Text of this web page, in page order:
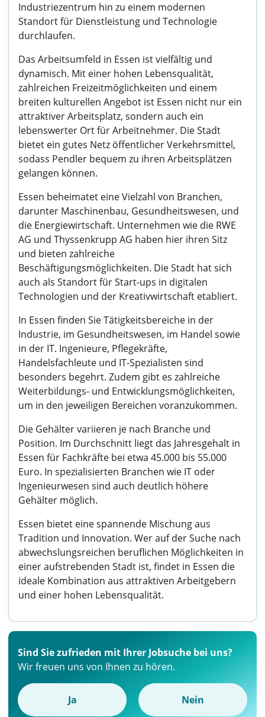
Industriezentrum hin zu einem modernen
Standort für Dienstleistung und Technologie
durchlaufen.
Das Arbeitsumfeld in Essen ist vielfältig und
dynamisch. Mit einer hohen Lebensqualität,
zahlreichen Freizeitmöglichkeiten und einem
breiten kulturellen Angebot ist Essen nicht nur ein
attraktiver Arbeitsplatz, sondern auch ein
lebenswerter Ort für Arbeitnehmer. Die Stadt
bietet ein gutes Netz öffentlicher Verkehrsmittel,
sodass Pendler bequem zu ihren Arbeitsplätzen
gelangen können.
Essen beheimatet eine Vielzahl von Branchen,
darunter Maschinenbau, Gesundheitswesen, und
die Energiewirtschaft. Unternehmen wie die RWE
AG und Thyssenkrupp AG haben hier ihren Sitz
und bieten zahlreiche
Beschäftigungsmöglichkeiten. Die Stadt hat sich
auch als Standort für Start-ups in digitalen
Technologien und der Kreativwirtschaft etabliert.
In Essen finden Sie Tätigkeitsbereiche in der
Industrie, im Gesundheitswesen, im Handel sowie
in der IT. Ingenieure, Pflegekräfte,
Handelsfachleute und IT-Spezialisten sind
besonders begehrt. Zudem gibt es zahlreiche
Weiterbildungs- und Entwicklungsmöglichkeiten,
um in den jeweiligen Bereichen voranzukommen.
Die Gehälter variieren je nach Branche und
Position. Im Durchschnitt liegt das Jahresgehalt in
Essen für Fachkräfte bei etwa 45.000 bis 55.000
Euro. In spezialisierten Branchen wie IT oder
Ingenieurwesen sind auch deutlich höhere
Gehälter möglich.
Essen bietet eine spannende Mischung aus
Tradition und Innovation. Wer auf der Suche nach
abwechslungsreichen beruflichen Möglichkeiten in
einer aufstrebenden Stadt ist, findet in Essen die
ideale Kombination aus attraktiven Arbeitgebern
und einer hohen Lebensqualität.
Sind Sie zufrieden mit Ihrer Jobsuche bei uns?
Wir freuen uns von Ihnen zu hören.
Ja Nein